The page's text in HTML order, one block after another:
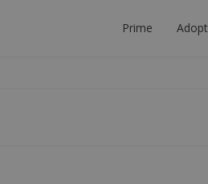
Prime